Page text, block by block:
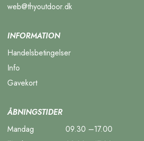
web@thyoutdoor.dk
INFORMATION
Handelsbetingelser
Info
Gavekort
ÅBNINGSTIDER
Mandag
09.30 –17.00